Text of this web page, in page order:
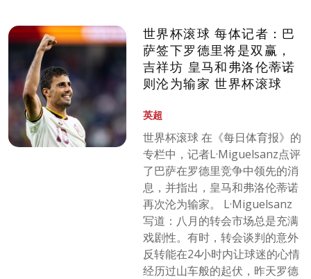
世界杯滚球 每体记者：巴
萨签下罗德里将是双赢，
吉祥坊 皇马和弗洛伦蒂诺
则沦为输家 世界杯滚球
英超
世界杯滚球 在《每日体育报》的
专栏中，记者L·Miguelsanz点评
了巴萨在罗德里竞争中领先的消
息，并指出，皇马和弗洛伦蒂诺
再次沦为输家。 L·Miguelsanz
写道：八月的转会市场总是充满
戏剧性。有时，转会谈判的意外
反转能在24小时内让球迷的心情
经历过山车般的起伏，昨天罗德